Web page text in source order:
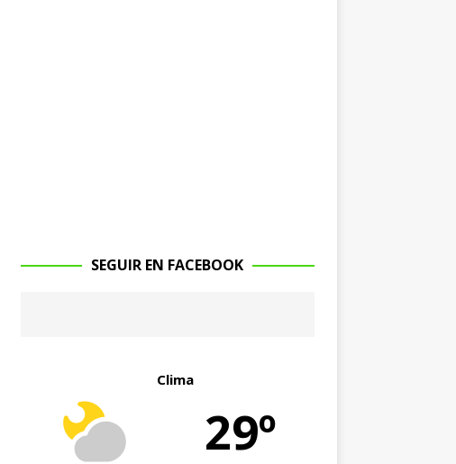
SEGUIR EN FACEBOOK
Clima
29º